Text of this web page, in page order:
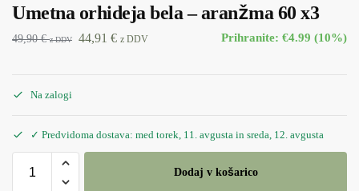
Umetna orhideja bela – aranžma 60 x3
49,90€ z DDV 44,91 € z DDV Prihranite: €4.99 (10%)
Na zalogi
✓ Predvidoma dostava: med torek, 11. avgusta in sreda, 12. avgusta
Dodaj v košarico